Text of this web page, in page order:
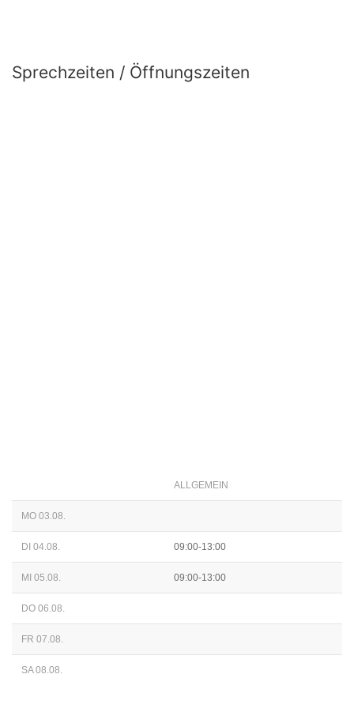
Sprechzeiten / Öffnungszeiten
ALLGEMEIN
MO 03.08.
DI 04.08. 09:00-13:00
MI 05.08. 09:00-13:00
DO 06.08.
FR 07.08.
SA 08.08.